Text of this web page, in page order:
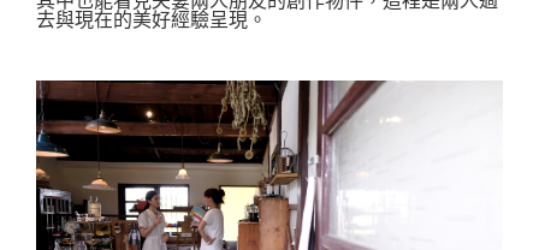
去與現在的美好經驗呈現。